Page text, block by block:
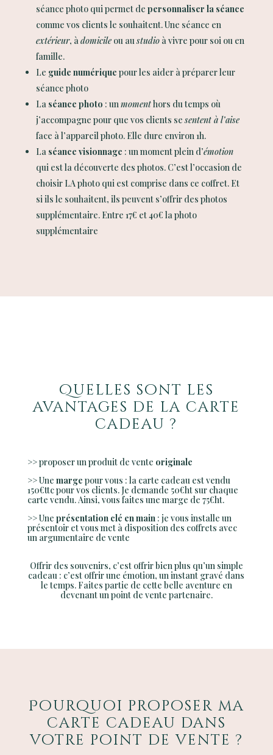
séance photo qui permet de personnaliser la séance
comme vos clients le souhaitent. Une séance en
extérieur, àdomicileou austudioà vivre pour soi ou en
famille.
Le guide numérique pour les aider à préparer leur
séance photo
La séance photo : unmomenthors du temps où
j’accompagne pour que vos clients sesentent à l’aise
face à l’appareil photo. Elle dure environ 1h.
La séance visionnage : un moment plein d’émotion
qui est la découverte des photos. C’est l’occasion de
choisir LA photo qui est comprise dans ce coffret. Et
si ils le souhaitent, ils peuvent s’offrir des photos
supplémentaire. Entre 17€ et 40€ la photo
supplémentaire
Quelles sont les
avantages de la carte
cadeau ?
>> proposer un produit de vente originale
>> Une marge pour vous : la carte cadeau est vendu
150€ttc pour vos clients. Je demande 50€ht sur chaque
carte vendu. Ainsi, vous faites une marge de 75€ht.
>> Une présentation clé en main: je vous installe un
présentoir et vous met à disposition des coffrets avec
un argumentaire de vente
Offrir des souvenirs, c’est offrir bien plus qu’un simple
cadeau : c’est offrir une émotion, un instant gravé dans
le temps. Faites partie de cette belle aventure en
devenant un point de vente partenaire.
Pourquoi proposer ma
carte cadeau dans
votre point de vente ?